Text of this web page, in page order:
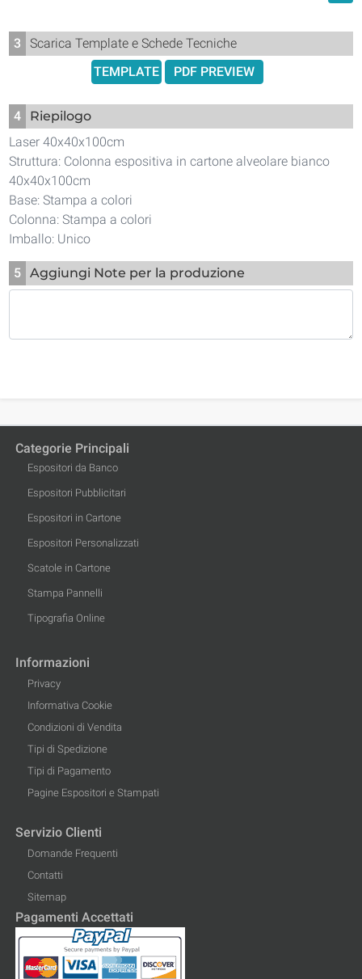
3
Scarica Template e Schede Tecniche
TEMPLATE
PDF PREVIEW
4
Riepilogo
Laser 40x40x100cm
Struttura: Colonna espositiva in cartone alveolare bianco
40x40x100cm
Base: Stampa a colori
Colonna: Stampa a colori
Imballo: Unico
5 Aggiungi Note per la produzione
Categorie Principali
Espositori da Banco
Espositori Pubblicitari
Espositori in Cartone
Espositori Personalizzati
Scatole in Cartone
Stampa Pannelli
Tipografia Online
Informazioni
Privacy
Informativa Cookie
Condizioni di Vendita
Tipi di Spedizione
Tipi di Pagamento
Pagine Espositori e Stampati
Servizio Clienti
Domande Frequenti
Contatti
Sitemap
Pagamenti Accettati